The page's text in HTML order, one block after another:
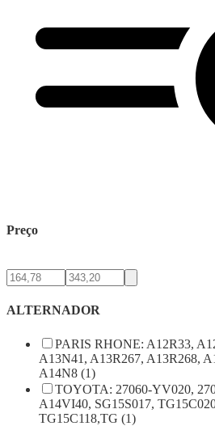
Preço
ALTERNADOR
PARIS RHONE: A12R33,
A13N41, A13R267, A13R268,
A14N8 (1)
TOYOTA: 27060-YV020,
A14VI40, SG15S017,
TG15C118,TG (1)